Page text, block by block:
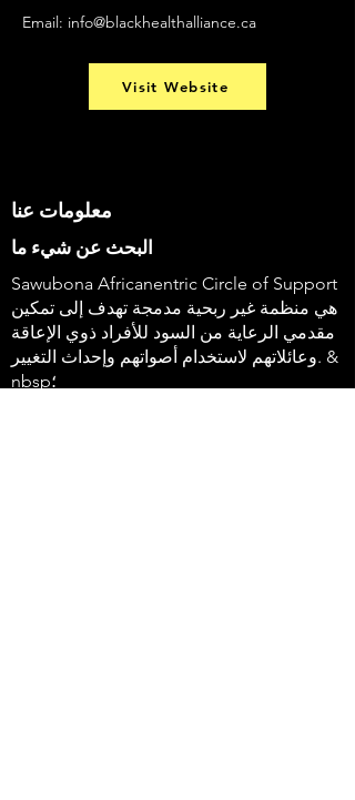
Email: info@blackhealthalliance.ca
Visit Website
معلومات عنا
البحث عن شيء ما
Sawubona Africanentric Circle of Support
هي منظمة غير ربحية مدمجة تهدف إلى تمكين
مقدمي الرعاية من السود للأفراد ذوي الإعاقة
وعائلاتهم لاستخدام أصواتهم وإحداث التغيير. &
nbsp؛